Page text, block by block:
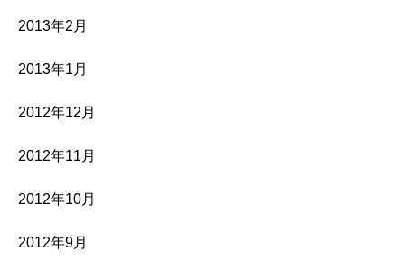
2013年2月
2013年1月
2012年12月
2012年11月
2012年10月
2012年9月